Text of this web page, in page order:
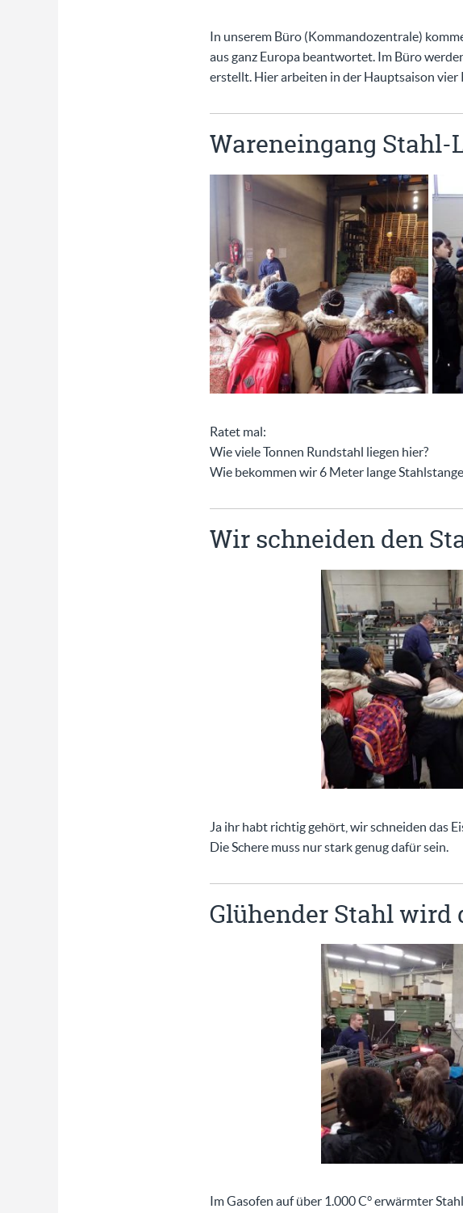
In unserem Büro (Kommandozentrale)
aus ganz Europa beantwortet. Im Büro
erstellt. Hier arbeiten in der Hauptsaison vier
Wareneingang Stahl-
Ratet mal:
Wie viele Tonnen Rundstahl liegen hier?
Wie bekommen wir 6 Meter lange
Wir schneiden den
Ja ihr habt richtig gehört, wir schneiden das
Die Schere muss nur stark genug dafür sein.
Glühender Stahl wird
Im Gasofen auf über 1.000 C° erwärmter